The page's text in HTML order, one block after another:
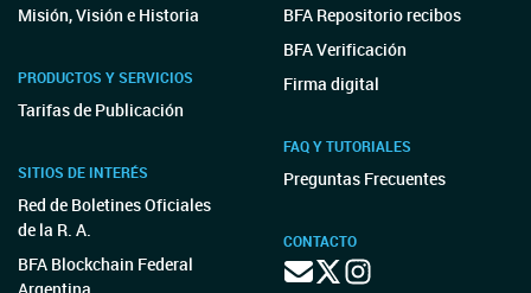
Misión, Visión e Historia
PRODUCTOS Y SERVICIOS
Tarifas de Publicación
SITIOS DE INTERÉS
Red de Boletines Oficiales
de la R. A.
BFA Blockchain Federal
BFA Repositorio recibos
BFA Verificación
Firma digital
FAQ Y TUTORIALES
Preguntas Frecuentes
CONTACTO